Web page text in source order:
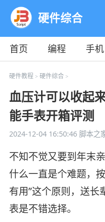
硬件综合
首页 编程 手机
教程
平面
硬件教程 > 硬件综合>
血压计可以收起
能手表开箱评测
2024-12-04 16:50:46脚本之
不知不觉又要到年末
什么一直是个难题，
有用”这个原则，送
表是不错选择。